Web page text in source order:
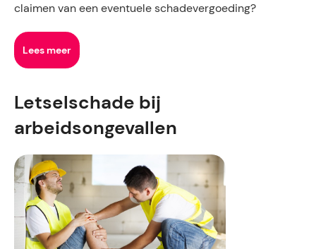
claimen van een eventuele schadevergoeding?
Lees meer
Letselschade bij
arbeidsongevallen